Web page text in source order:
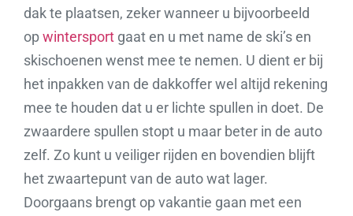
dak te plaatsen, zeker wanneer u bijvoorbeeld
opwintersport gaat en u met name de ski’s en
skischoenen wenst mee te nemen. U dient er bij
het inpakken van de dakkoffer wel altijd rekening
mee te houden dat u er lichte spullen in doet. De
zwaardere spullen stopt u maar beter in de auto
zelf. Zo kunt u veiliger rijden en bovendien blijft
het zwaartepunt van de auto wat lager.
Doorgaans brengt op vakantie gaan met een